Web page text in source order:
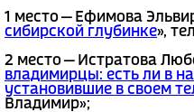
1 место — Ефимова
сибирской глубинке»,
2 место — Истратова
владимирцы: есть ли в
установившие в своем
Владимир»;